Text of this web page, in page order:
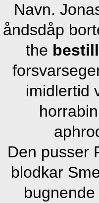
Navn.
åndsdåp
the
imidlertid
Den pusser
blodkar